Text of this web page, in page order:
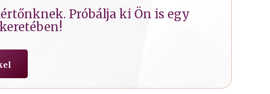
Próbálja ki Ön is egy